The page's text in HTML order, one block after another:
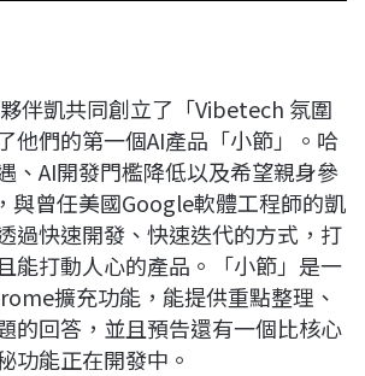
伴凱共同創立了「Vibetech 氛圍
他們的第一個AI產品「小節」。哈
、AI開發門檻降低以及希望親身參
與曾任美國Google軟體工程師的凱
過快速開發、快速迭代的方式，打
能打動人心的產品。「小節」是一
擴充功能，能提供重點整理、
的回答，並且預告還有一個比核心
功能正在開發中。